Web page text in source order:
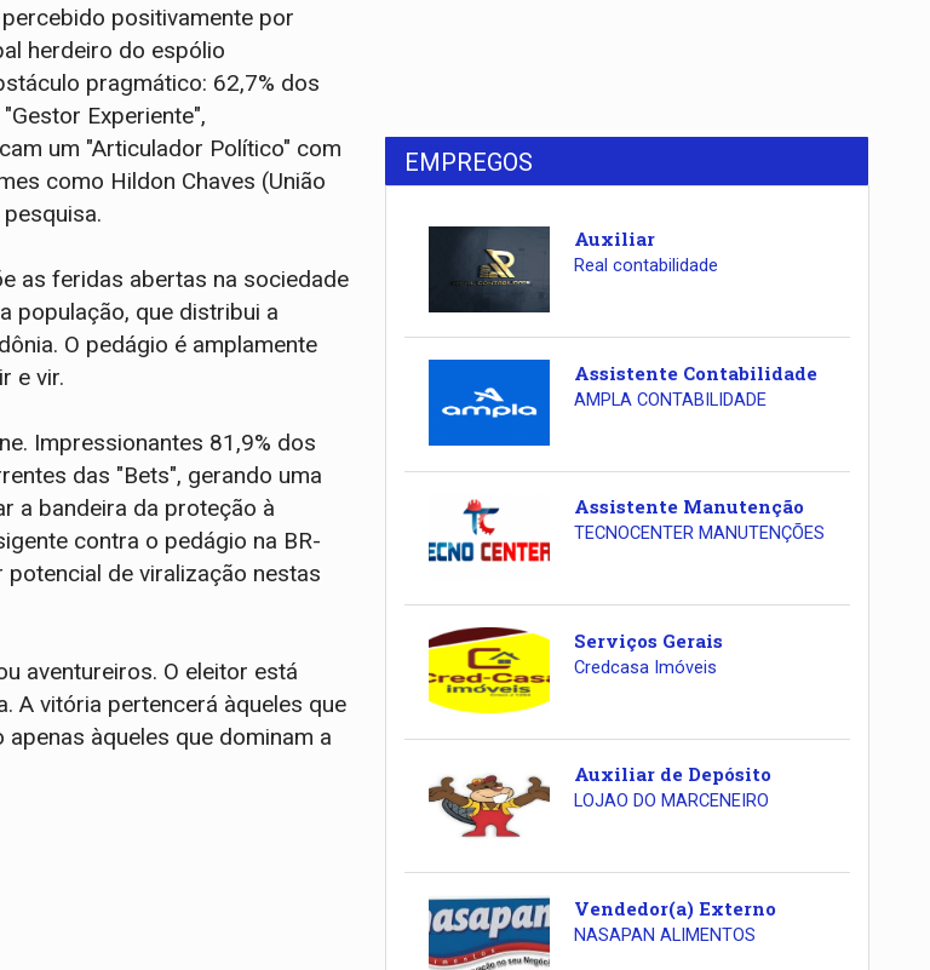
positivamente por
herdeiro do espólio
pragmático: 62,7% dos
Experiente",
um "Articulador Político" com
como Hildon Chaves (União
as feridas abertas na sociedade
população, que distribui a
O pedágio é amplamente
e vir.
Impressionantes 81,9% dos
das "Bets", gerando uma
a bandeira da proteção à
contra o pedágio na BR-
de viralização nestas
aventureiros. O eleitor está
A vitória pertencerá àqueles que
àqueles que dominam a
EMPREGOS
Auxiliar
Real contabilidade
Assistente Contabilidade
AMPLA CONTABILIDADE
Assistente Manutenção
TECNOCENTER MANUTENÇÕES
Serviços Gerais
Credcasa Imóveis
Auxiliar de Depósito
LOJAO DO MARCENEIRO
Vendedor(a) Externo
NASAPAN ALIMENTOS